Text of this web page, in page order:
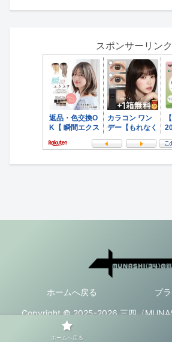
スポンサーリンク
ホームへ戻る プ
Copyright © 2025-2026 三四〈
ホームへ戻る